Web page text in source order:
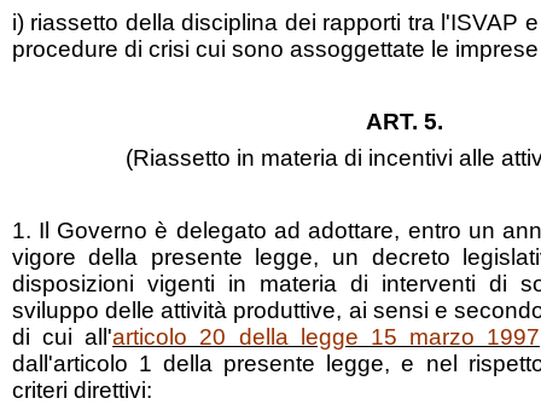
i) riassetto della disciplina dei rapporti tra l'ISVAP
procedure di crisi cui sono assoggettate le
ART. 5.
(Riassetto in materia di incentivi alle
1. Il Governo è delegato ad adottare, entro un
vigore della presente legge, un decreto
disposizioni vigenti in materia di interventi di
sviluppo delle attività produttive, ai sensi e
di cui all'articolo 20 della legge 15 marzo
dall'articolo 1 della presente legge, e nel
criteri direttivi: